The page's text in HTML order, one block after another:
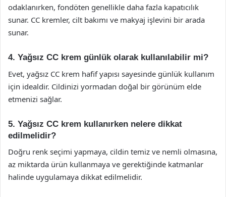
odaklanırken, fondöten genellikle daha fazla kapatıcılık
sunar. CC kremler, cilt bakımı ve makyaj işlevini bir arada
sunar.
4. Yağsız CC krem günlük olarak kullanılabilir mi?
Evet, yağsız CC krem hafif yapısı sayesinde günlük kullanım
için idealdir. Cildinizi yormadan doğal bir görünüm elde
etmenizi sağlar.
5. Yağsız CC krem kullanırken nelere dikkat
edilmelidir?
Doğru renk seçimi yapmaya, cildin temiz ve nemli olmasına,
az miktarda ürün kullanmaya ve gerektiğinde katmanlar
halinde uygulamaya dikkat edilmelidir.